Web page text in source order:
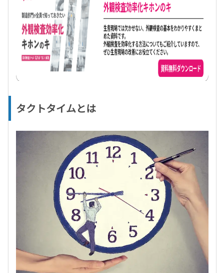
タクトタイムとは